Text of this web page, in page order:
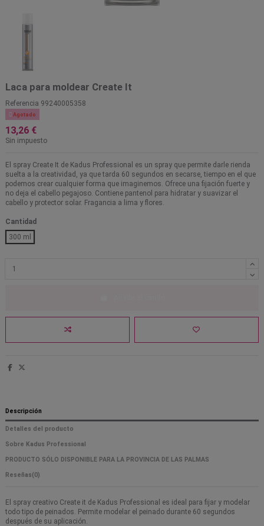
Laca para moldear Create It
Referencia 99240005358
 Agotado
13,26 €
Sin impuesto
El spray Create It de Kadus Professional es un spray que permite darle rienda
suelta a la creatividad, ya que tarda 60 segundos en secarse, tiempo en el que
podemos crear cualquier forma que imaginemos. Ofrece una fijación fuerte y
no deja el cabello pegajoso. Contiene pantenol para hidratar y suavizar el
cabello y protector solar. Fragancia a lima y flores.
Cantidad
300 ml
Descripción
Detalles del producto
Sobre Kadus Professional
PRODUCTO SÓLO DISPONIBLE PARA LA PROVINCIA DE LAS PALMAS
Reseñas(0)
El spray creativo Create it de Kadus Professional es ideal para fijar y modelar
todo tipo de peinados. Permite modelar el peinado durante 60 segundos
después de su aplicación.